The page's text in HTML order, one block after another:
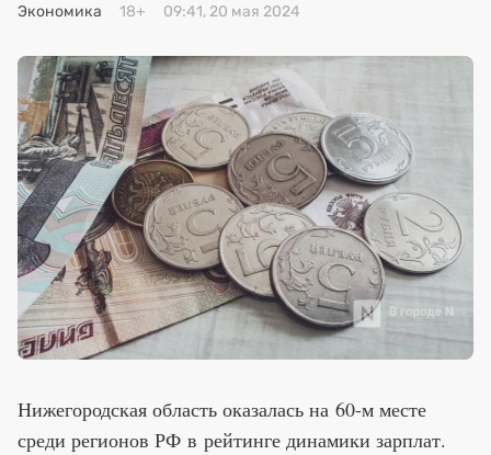
Экономика 18+ 09:41, 20 мая 2024
Нижегородская область оказалась на 60-м месте
среди регионов РФ в рейтинге динамики зарплат.